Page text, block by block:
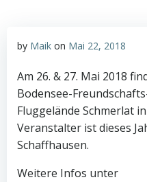
by Maik on Mai 22, 2018
Am 26. & 27. Mai 2018
Bodensee-
Fluggelände Schmerlat
Veranstalter ist dieses
Schaffhausen.
Weitere Infos unter